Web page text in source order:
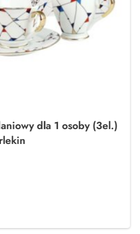
dla 1 osoby (3el.)